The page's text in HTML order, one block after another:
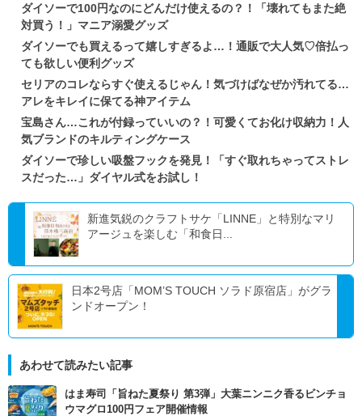
ダイソーで100円なのにどんだけ使えるの？！「壊れてもまた絶
対買う！」マニア溺愛グッズ
ダイソーでも買えるって嬉しすぎるよ…！通販で大人気♡倍払っ
ても欲しい便利グッズ
セリアのコレならすぐ使えるじゃん！気づけばなぜか汚れてる…
アレをキレイに保てる神アイテム
宝島さん…これが付録っていいの？！可愛くてお化け収納力！人
気ブランドのキルティングケース
ダイソーで珍しい吸盤フックを発見！「すぐ取れちゃってストレ
スだった…」ダイヤル式をお試し！
新進気鋭のクラフトサケ「LINNE」と特別なマリ
アージュを楽しむ「和食日...
日本2号店「MOM’S TOUCH ソラド原宿店」がグラ
ンドオープン！
あわせて読みたい記事
はま寿司「旨ねた夏祭り 第3弾」大葉ニンニク香るビンチョ
ウマグロ100円フェア開催情報